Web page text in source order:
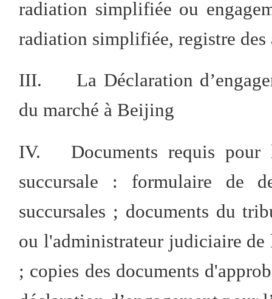
radiation simplifiée ou
radiation simplifiée, registre des
III. La Déclaration
du marché à Beijing
IV. Documents requis pour
succursale : formulaire de
succursales ; documents du
ou l'administrateur judiciaire
; copies des documents